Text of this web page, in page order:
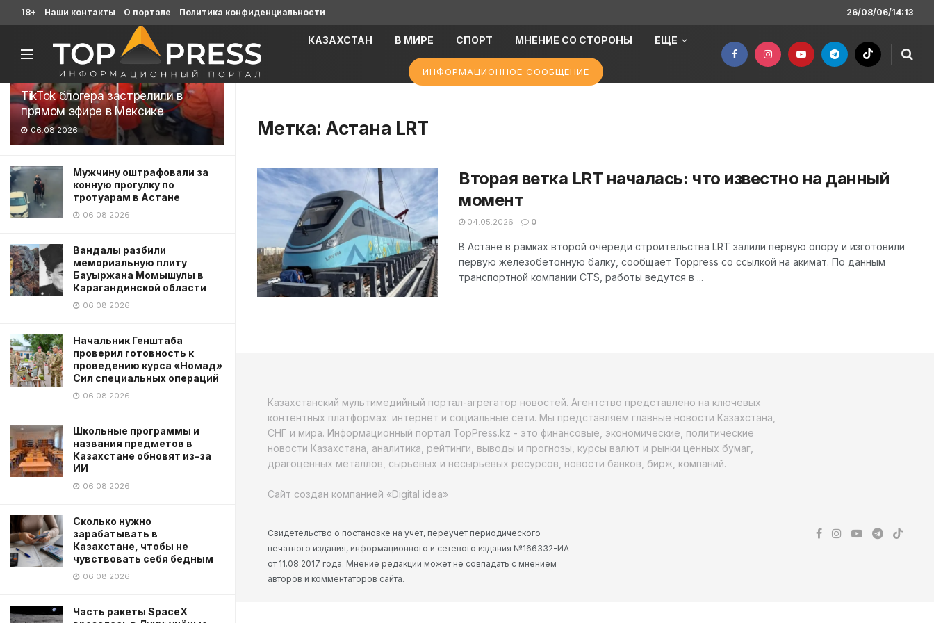
Последние
TikTok блогера застрелили в
прямом эфире в Мексике
06.08.2026
Мужчину оштрафовали за
конную прогулку по
тротуарам в Астане
06.08.2026
Вандалы разбили
мемориальную плиту
Бауыржана Момышулы в
Карагандинской области
06.08.2026
Начальник Генштаба
проверил готовность к
проведению курса «Номад»
Сил специальных операций
06.08.2026
Школьные программы и
названия предметов в
Казахстане обновят из-за
ИИ
06.08.2026
Сколько нужно
зарабатывать в
Казахстане, чтобы не
чувствовать себя бедным
06.08.2026
Часть ракеты SpaceX
18+ Наши контакты О портале Политика конфиденциальности 26/08/06/14:13
КАЗАХСТАН В МИРЕ СПОРТ МНЕНИЕ СО СТОРОНЫ ЕЩЕ
ИНФОРМАЦИОННОЕ СООБЩЕНИЕ
Метка: Астана LRT
Вторая ветка LRT началась: что известно на данный
момент
04.05.2026 0
В Астане в рамках второй очереди строительства LRT залили первую опору и изготовили
первую железобетонную балку, сообщает Toppress со ссылкой на акимат. По данным
транспортной компании CTS, работы ведутся в ...
Казахстанский мультимедийный портал-агрегатор новостей. Агентство представлено на ключевых
контентных платформах: интернет и социальные сети. Мы представляем главные новости Казахстана,
СНГ и мира. Информационный портал TopPress.kz - это финансовые, экономические, политические
новости Казахстана, аналитика, рейтинги, выводы и прогнозы, курсы валют и рынки ценных бумаг,
драгоценных металлов, сырьевых и несырьевых ресурсов, новости банков, бирж, компаний.
Сайт создан компанией «Digital idea»
Свидетельство о постановке на учет, переучет периодического
печатного издания, информационного и сетевого издания №166332-ИА
от 11.08.2017 года. Мнение редакции может не совпадать с мнением
авторов и комментаторов сайта.